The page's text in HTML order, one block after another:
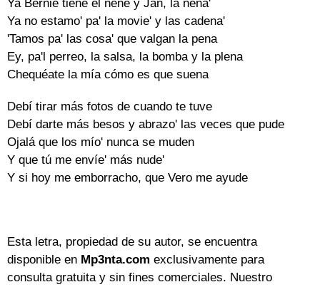
Ya Bernie tiene el nene y Jan, la nena'
Ya no estamo' pa' la movie' y las cadena'
'Tamos pa' las cosa' que valgan la pena
Ey, pa'l perreo, la salsa, la bomba y la plena
Chequéate la mía cómo es que suena
Debí tirar más fotos de cuando te tuve
Debí darte más besos y abrazo' las veces que pude
Ojalá que los mío' nunca se muden
Y que tú me envíe' más nude'
Y si hoy me emborracho, que Vero me ayude
Esta letra, propiedad de su autor, se encuentra
disponible en Mp3nta.com exclusivamente para
consulta gratuita y sin fines comerciales. Nuestro